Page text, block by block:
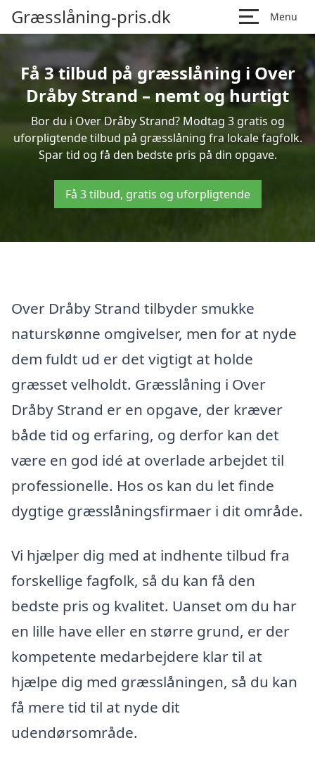
Græsslåning-pris.dk Menu
Få 3 tilbud på græsslåning i Over
Dråby Strand – nemt og hurtigt
Bor du i Over Dråby Strand? Modtag 3 gratis og
uforpligtende tilbud på græsslåning fra lokale fagfolk.
Spar tid og få den bedste pris på din opgave.
Få 3 tilbud, gratis og uforpligtende
Over Dråby Strand tilbyder smukke
naturskønne omgivelser, men for at nyde
dem fuldt ud er det vigtigt at holde
græsset velholdt. Græsslåning i Over
Dråby Strand er en opgave, der kræver
både tid og erfaring, og derfor kan det
være en god idé at overlade arbejdet til
professionelle. Hos os kan du let finde
dygtige græsslåningsfirmaer i dit område.
Vi hjælper dig med at indhente tilbud fra
forskellige fagfolk, så du kan få den
bedste pris og kvalitet. Uanset om du har
en lille have eller en større grund, er der
kompetente medarbejdere klar til at
hjælpe dig med græsslåningen, så du kan
få mere tid til at nyde dit
udendørsområde.